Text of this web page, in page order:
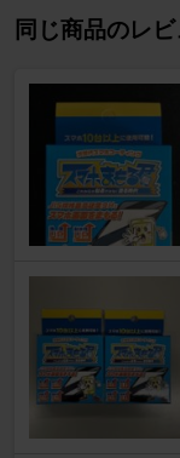
同じ商品のレ